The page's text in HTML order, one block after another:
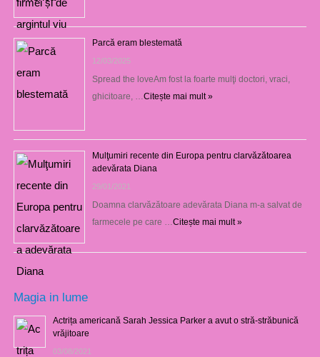
Parcă eram blestemată
12/03/2025
Spread the loveAm fost la foarte mulţi doctori, vraci,
ghicitoare, …Citește mai mult »
Mulţumiri recente din Europa pentru clarvăzătoarea
adevărata Diana
29/01/2021
Doamna clarvăzătoare adevărata Diana m-a salvat de
farmecele pe care …Citește mai mult »
Magia in lume
Actrița americană Sarah Jessica Parker a avut o stră-străbunică
vrăjitoare
03/08/2021